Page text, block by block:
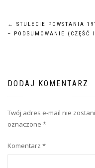
NAWIGACJA
WPISU
←
STULECIE POWSTANIA
– PODSUMOWANIE (CZĘŚĆ
DODAJ KOMENTARZ
Twój adres e-mail nie
oznaczone *
Komentarz *